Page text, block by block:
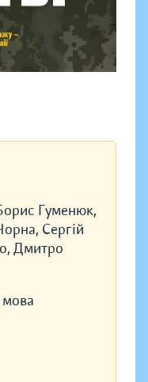
Гуменюк,
Сергій
Дмитро
мова